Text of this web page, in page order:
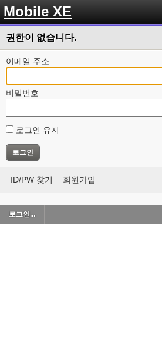
Mobile XE
권한이 없습니다.
이메일 주소
비밀번호
로그인 유지
ID/PW 찾기 회원가입
로그인...